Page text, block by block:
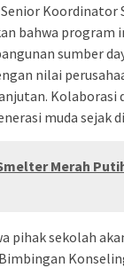
Koordinator
bahwa program
sumber
nilai
Kolaborasi
muda sejak
Merah
pihak sekolah